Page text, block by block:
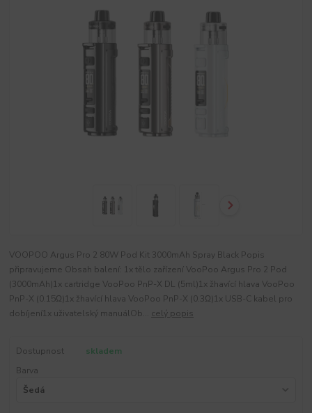
VOOPOO Argus Pro 2 80W Pod Kit 3000mAh Spray Black Popis
připravujeme Obsah balení: 1x tělo zařízení VooPoo Argus Pro 2 Pod
(3000mAh)1x cartridge VooPoo PnP-X DL (5ml)1x žhavící hlava VooPoo
PnP-X (0.15Ω)1x žhavící hlava VooPoo PnP-X (0.3Ω)1x USB-C kabel pro
dobíjení1x uživatelský manuálOb... celý popis
Dostupnost
skladem
Barva